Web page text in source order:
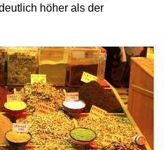
höher als der